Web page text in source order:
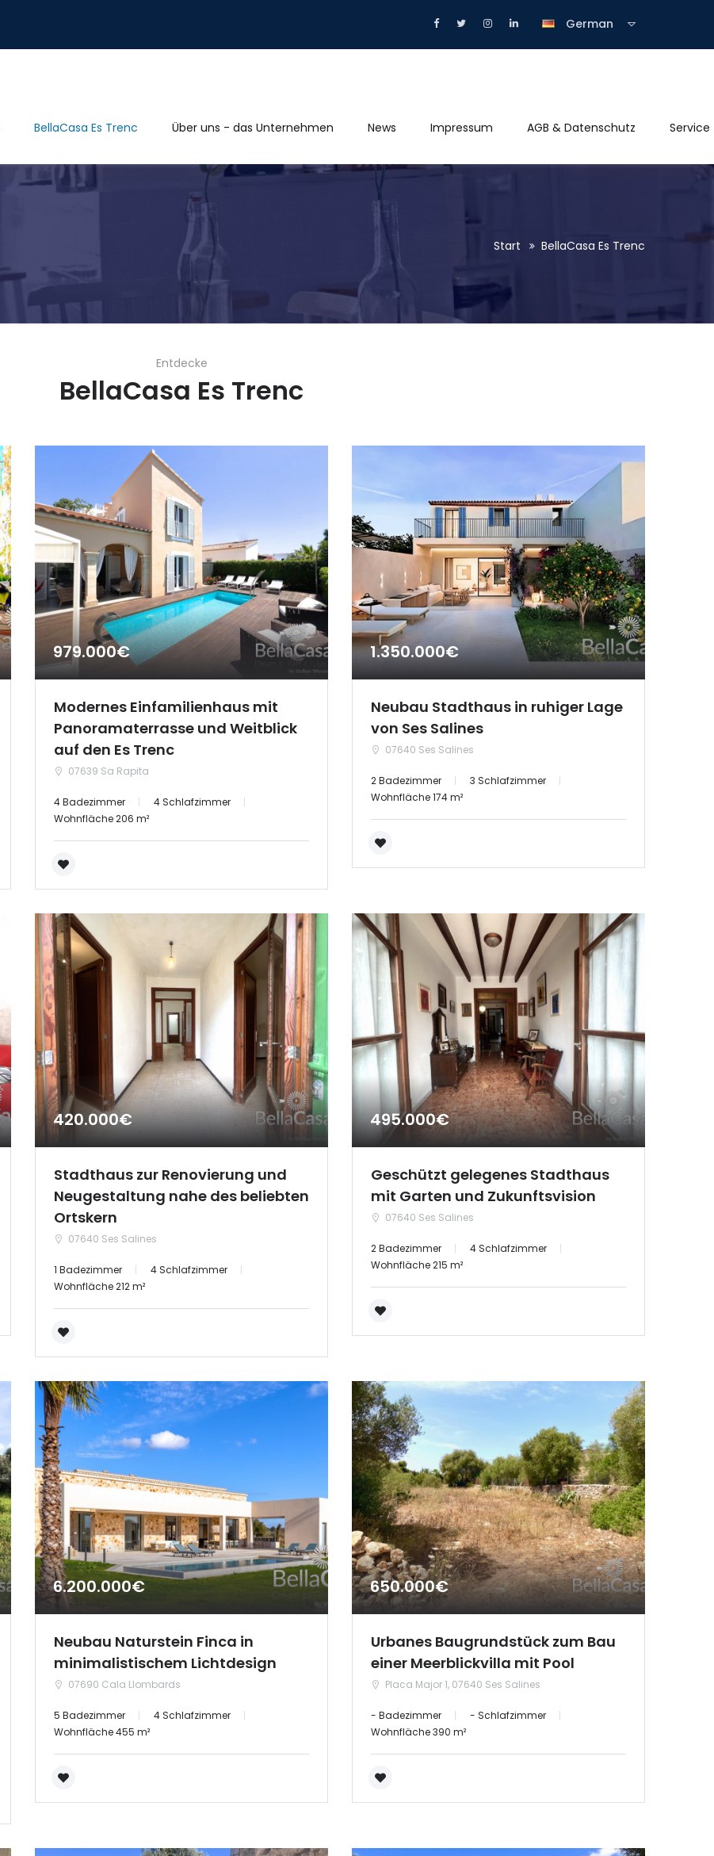
German
BellaCasa Es Trenc Über uns - das Unternehmen News Impressum AGB & Datenschutz Service
Start BellaCasa Es Trenc
Entdecke
BellaCasa Es Trenc
979.000€
Modernes Einfamilienhaus mit
Panoramaterrasse und Weitblick
auf den Es Trenc
07639 Sa Rapita
4 Badezimmer
4 Schlafzimmer
Wohnfläche 206 m²
1.350.000€
Neubau Stadthaus in ruhiger Lage
von Ses Salines
07640 Ses Salines
2 Badezimmer
3 Schlafzimmer
Wohnfläche 174 m²
420.000€
Stadthaus zur Renovierung und
Neugestaltung nahe des beliebten
Ortskern
07640 Ses Salines
1 Badezimmer
4 Schlafzimmer
Wohnfläche 212 m²
495.000€
Geschützt gelegenes Stadthaus
mit Garten und Zukunftsvision
07640 Ses Salines
2 Badezimmer
4 Schlafzimmer
Wohnfläche 215 m²
6.200.000€
Neubau Naturstein Finca in
minimalistischem Lichtdesign
07690 Cala Llombards
5 Badezimmer
4 Schlafzimmer
Wohnfläche 455 m²
650.000€
Urbanes Baugrundstück zum Bau
einer Meerblickvilla mit Pool
Placa Major 1, 07640 Ses Salines
- Badezimmer
- Schlafzimmer
Wohnfläche 390 m²